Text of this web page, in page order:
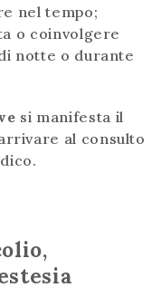
nel tempo;
o coinvolgere
notte o durante
si manifesta il
al consulto